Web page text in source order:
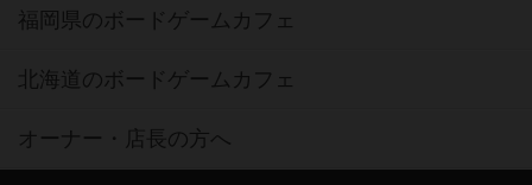
福岡県のボードゲームカフェ
北海道のボードゲームカフェ
オーナー・店長の方へ